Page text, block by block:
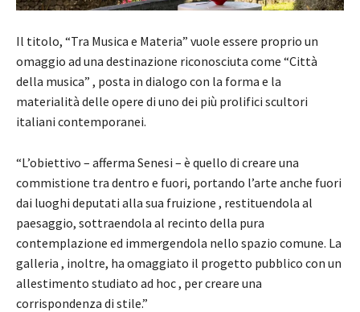
Il titolo, “Tra Musica e Materia” vuole essere proprio un
omaggio ad una destinazione riconosciuta come “Città
della musica” , posta in dialogo con la forma e la
materialità delle opere di uno dei più prolifici scultori
italiani contemporanei.
“L’obiettivo – afferma Senesi – è quello di creare una
commistione tra dentro e fuori, portando l’arte anche fuori
dai luoghi deputati alla sua fruizione , restituendola al
paesaggio, sottraendola al recinto della pura
contemplazione ed immergendola nello spazio comune. La
galleria , inoltre, ha omaggiato il progetto pubblico con un
allestimento studiato ad hoc , per creare una
corrispondenza di stile.”